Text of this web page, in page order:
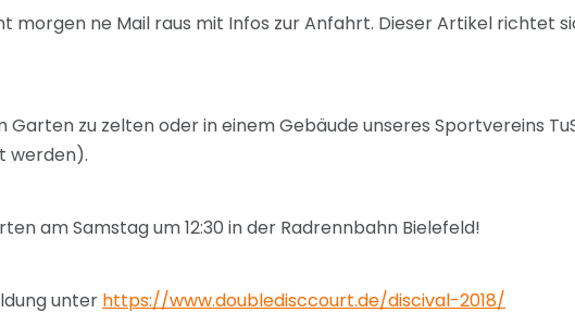
morgen ne Mail raus mit Infos zur Anfahrt. Dieser Artikel richtet
Garten zu zelten oder in einem Gebäude unseres Sportvereins
werden).
am Samstag um 12:30 in der Radrennbahn Bielefeld!
unter https://www.doubledisccourt.de/discival-2018/